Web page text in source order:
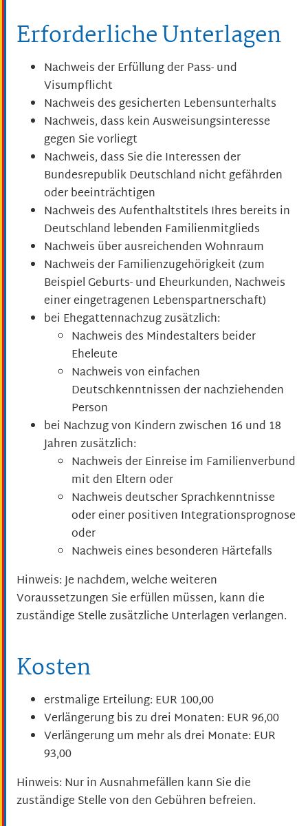
Erforderliche Unterlagen
Nachweis der Erfüllung der Pass- und
Visumpflicht
Nachweis des gesicherten Lebensunterhalts
Nachweis, dass kein Ausweisungsinteresse
gegen Sie vorliegt
Nachweis, dass Sie die Interessen der
Bundesrepublik Deutschland nicht gefährden
oder beeinträchtigen
Nachweis des Aufenthaltstitels Ihres bereits in
Deutschland lebenden Familienmitglieds
Nachweis über ausreichenden Wohnraum
Nachweis der Familienzugehörigkeit (zum
Beispiel Geburts- und Eheurkunden, Nachweis
einer eingetragenen Lebenspartnerschaft)
bei Ehegattennachzug zusätzlich:
Nachweis des Mindestalters beider
Eheleute
Nachweis von einfachen
Deutschkenntnissen der nachziehenden
Person
bei Nachzug von Kindern zwischen 16 und 18
Jahren zusätzlich:
Nachweis der Einreise im Familienverbund
mit den Eltern oder
Nachweis deutscher Sprachkenntnisse
oder einer positiven Integrationsprognose
oder
Nachweis eines besonderen Härtefalls
Hinweis: Je nachdem, welche weiteren
Voraussetzungen Sie erfüllen müssen, kann die
zuständige Stelle zusätzliche Unterlagen verlangen.
Kosten
erstmalige Erteilung: EUR 100,00
Verlängerung bis zu drei Monaten: EUR 96,00
Verlängerung um mehr als drei Monate: EUR
93,00
Hinweis: Nur in Ausnahmefällen kann Sie die
zuständige Stelle von den Gebühren befreien.